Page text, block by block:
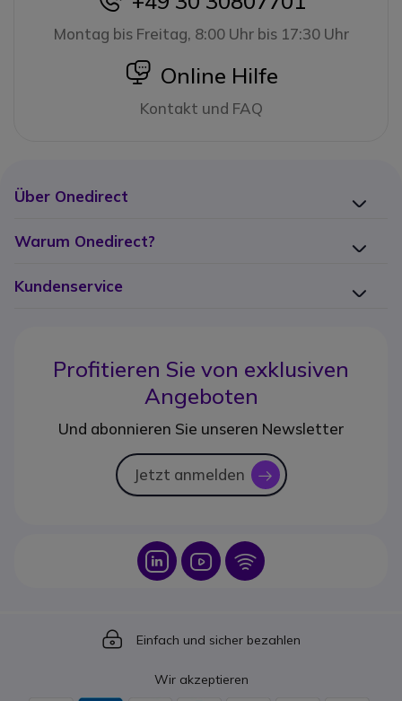
Montag bis Freitag, 8:00 Uhr bis 17:30 Uhr
icon
Online Hilfe
Kontakt und FAQ
Über Onedirect
Warum Onedirect?
Kundenservice
Profitieren Sie von exklusiven
Angeboten
Und abonnieren Sie unseren Newsletter
Jetzt anmelden icon
Icon Icon Icon
Icon
Einfach und sicher bezahlen
Wir akzeptieren